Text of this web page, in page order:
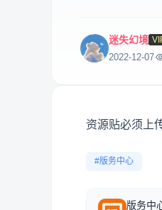
迷失幻境
2022-12-07
资源贴必须上
#版务中心
版务中